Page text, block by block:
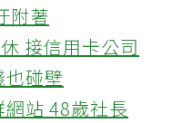
附著
接信用卡公司
碰壁
站 48歲社長